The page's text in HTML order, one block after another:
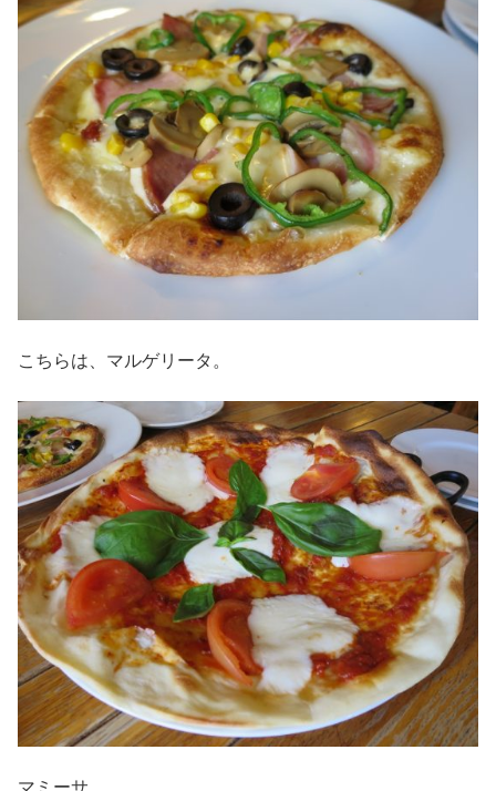
こちらは、マルゲリータ。
マミーサ